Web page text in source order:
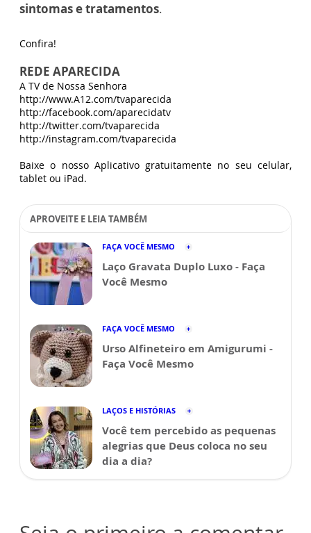
sintomas e tratamentos.
Confira!
REDE APARECIDA
A TV de Nossa Senhora
http://www.A12.com/tvaparecida
http://facebook.com/aparecidatv
http://twitter.com/tvaparecida
http://instagram.com/tvaparecida
Baixe o nosso Aplicativo gratuitamente no seu celular,
tablet ou iPad.
APROVEITE E LEIA TAMBÉM
FAÇA VOCÊ MESMO
Laço Gravata Duplo Luxo - Faça
Você Mesmo
FAÇA VOCÊ MESMO
Urso Alfineteiro em Amigurumi -
Faça Você Mesmo
LAÇOS E HISTÓRIAS
Você tem percebido as pequenas
alegrias que Deus coloca no seu
dia a dia?